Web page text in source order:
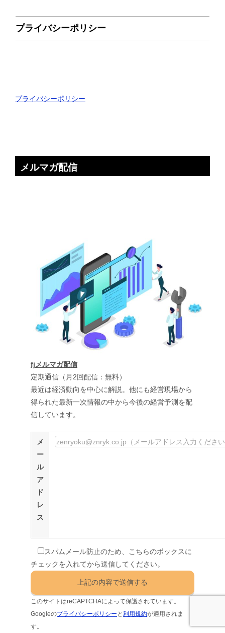
プライバシーポリシー
プライバシーポリシー
メルマガ配信
fjメルマガ配信
定期通信（月2回配信：無料）
最近は経済動向を中心に解説。他にも経営現場から
得られた最新一次情報の中から今後の経営予測を配
信しています。
メ
ー
ル
ア
ド
レ
ス
スパムメール防止のため、こちらのボックスに
チェックを入れてから送信してください。
このサイトはreCAPTCHAによって保護されています。
Googleのプライバシーポリシー と利用規約が適用されま
す。